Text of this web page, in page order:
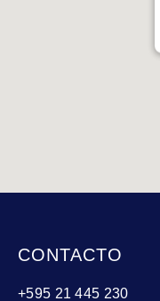
CONTACTO
+595 21 445 230